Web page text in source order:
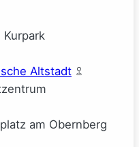
Kurpark
Altstadt
am Obernberg